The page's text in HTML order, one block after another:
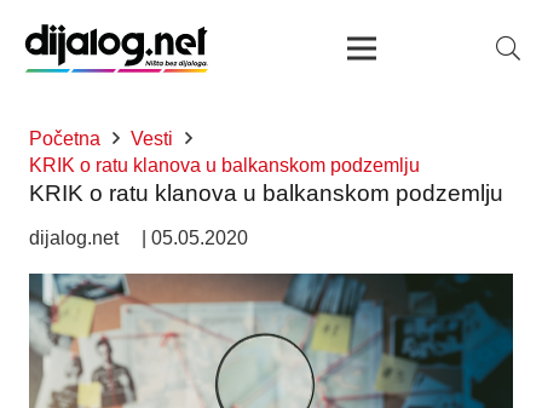
Početna
Vesti
KRIK o ratu klanova u balkanskom podzemlju
KRIK o ratu klanova u balkanskom podzemlju
dijalog.net |05.05.2020